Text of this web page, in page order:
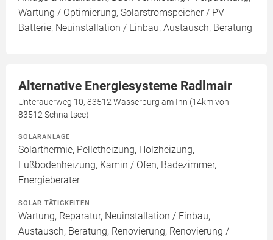
Wartung / Optimierung, Solarstromspeicher / PV
Batterie, Neuinstallation / Einbau, Austausch, Beratung
Alternative Energiesysteme Radlmair
Unterauerweg 10, 83512 Wasserburg am Inn (14km von
83512 Schnaitsee)
SOLARANLAGE
Solarthermie, Pelletheizung, Holzheizung,
Fußbodenheizung, Kamin / Ofen, Badezimmer,
Energieberater
SOLAR TÄTIGKEITEN
Wartung, Reparatur, Neuinstallation / Einbau,
Austausch, Beratung, Renovierung, Renovierung /